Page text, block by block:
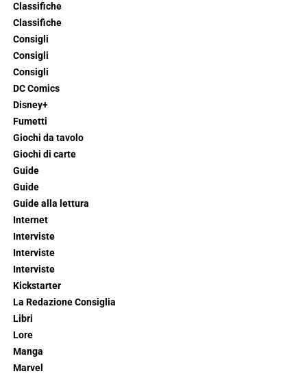
Classifiche
Classifiche
Consigli
Consigli
Consigli
DC Comics
Disney+
Fumetti
Giochi da tavolo
Giochi di carte
Guide
Guide
Guide alla lettura
Internet
Interviste
Interviste
Interviste
Kickstarter
La Redazione Consiglia
Libri
Lore
Manga
Marvel